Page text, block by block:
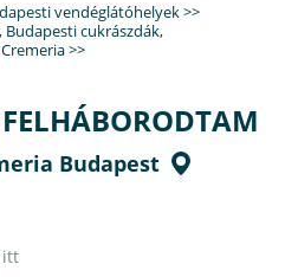
vendéglátóhelyek>>
, Budapesti cukrászdák,
>>
Budapest
itt